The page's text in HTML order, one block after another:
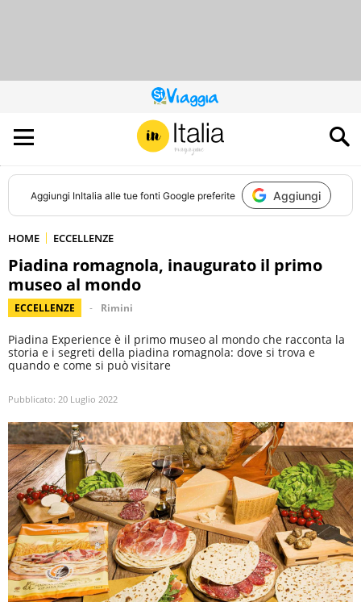
QUESTO
SITO
CONTRIBUISCE
ALL’AUDIENCE
DI
Aggiungi InItalia alle tue fonti Google preferite Aggiungi
HOME ECCELLENZE
Piadina romagnola, inaugurato il primo
museo al mondo
ECCELLENZE Rimini
Piadina Experience è il primo museo al mondo che racconta la
storia e i segreti della piadina romagnola: dove si trova e
quando e come si può visitare
Pubblicato: 20 Luglio 2022